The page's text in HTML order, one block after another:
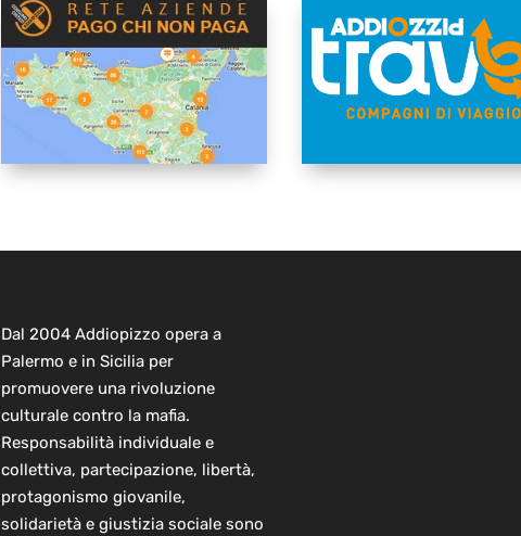
Dal 2004 Addiopizzo opera a
Palermo e in Sicilia per
promuovere una rivoluzione
culturale contro la mafia.
Responsabilità individuale e
collettiva, partecipazione, libertà,
protagonismo giovanile,
solidarietà e giustizia sociale sono